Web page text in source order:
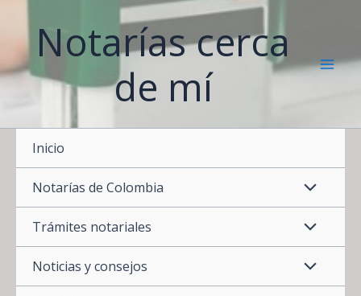
contenidoNotarías cerca
de mí
Inicio
Notarías de Colombia
Trámites notariales
Noticias y consejos